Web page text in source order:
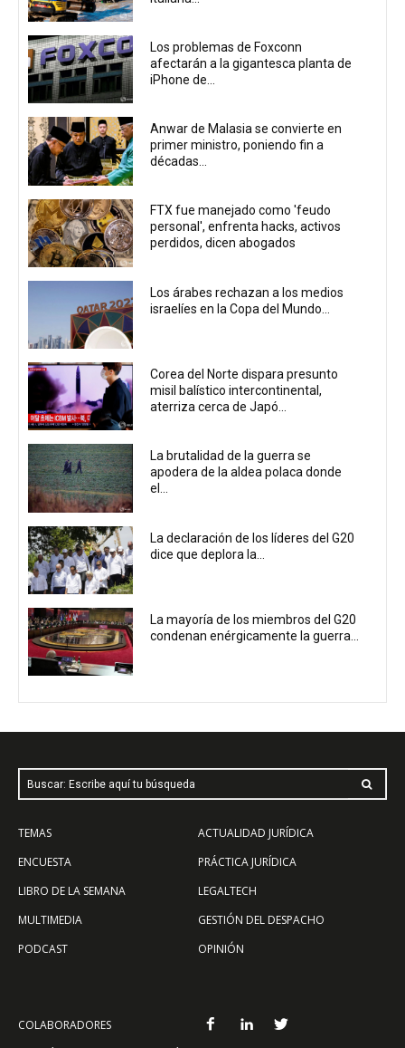
Los problemas de Foxconn
afectarán a la gigantesca planta de
iPhone de...
Anwar de Malasia se convierte en
primer ministro, poniendo fin a
décadas...
FTX fue manejado como 'feudo
personal', enfrenta hacks, activos
perdidos, dicen abogados
Los árabes rechazan a los medios
israelíes en la Copa del Mundo...
Corea del Norte dispara presunto
misil balístico intercontinental,
aterriza cerca de Japó...
La brutalidad de la guerra se
apodera de la aldea polaca donde
el...
La declaración de los líderes del G20
dice que deplora la...
La mayoría de los miembros del G20
condenan enérgicamente la guerra...
Buscar: Escribe aquí tu búsqueda
TEMAS
ENCUESTA
LIBRO DE LA SEMANA
MULTIMEDIA
PODCAST
ACTUALIDAD JURÍDICA
PRÁCTICA JURÍDICA
LEGALTECH
GESTIÓN DEL DESPACHO
OPINIÓN
COLABORADORES